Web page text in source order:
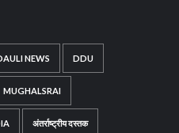
NEWS DDU
MUGHALSRAI
अंतर्राष्ट्रीय दस्तक